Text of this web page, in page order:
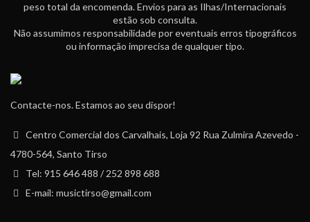
peso total da encomenda. Envios para as Ilhas/Internacionais
estão sob consulta.
Não assumimos responsabilidade por eventuais erros tipográficos
ou informação imprecisa de qualquer tipo.
Contacte-nos. Estamos ao seu dispor!
Centro Comercial dos Carvalhais, Loja 92 Rua Zulmira Azevedo -
4780-564, Santo Tirso
Tel: 915 646 488 / 252 898 688
E-mail: musictirso@gmail.com